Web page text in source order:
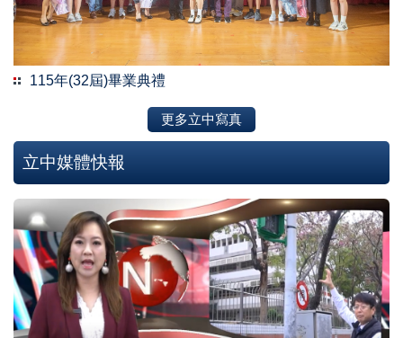
115年(32屆)畢業典禮
更多立中寫真
立中媒體快報